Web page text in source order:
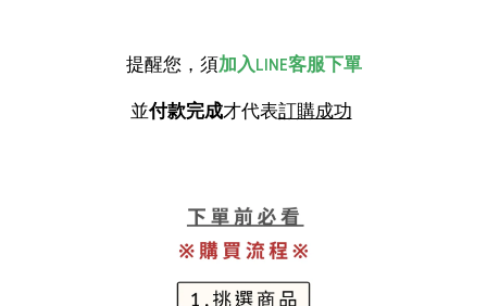
提醒您，須加入LINE客服下單
並付款完成才代表訂購成功